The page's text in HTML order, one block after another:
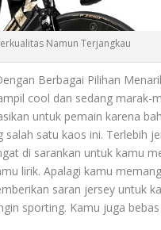
Namun Terjangkau
Berbagai Pilihan
cool dan sedang marak-
untuk pemain karena
satu kaos ini. Terlebih
di sarankan untuk kamu
lirik. Apalagi kamu
saran jersey untuk
sporting. Kamu juga